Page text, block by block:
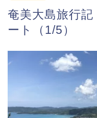
奄美大島旅行
ート（1/5）